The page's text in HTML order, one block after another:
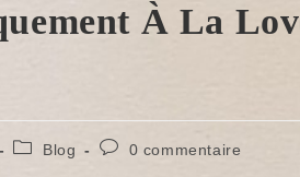
À La
PostBlog
Commentaires
0 commentaire